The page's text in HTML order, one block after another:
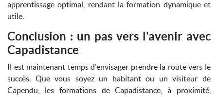
apprentissage optimal, rendant la formation dynamique et
utile.
Conclusion : un pas vers l'avenir avec
Capadistance
Il est maintenant temps d'envisager prendre la route vers le
succès. Que vous soyez un habitant ou un visiteur de
Capendu, les formations de Capadistance, à proximité,